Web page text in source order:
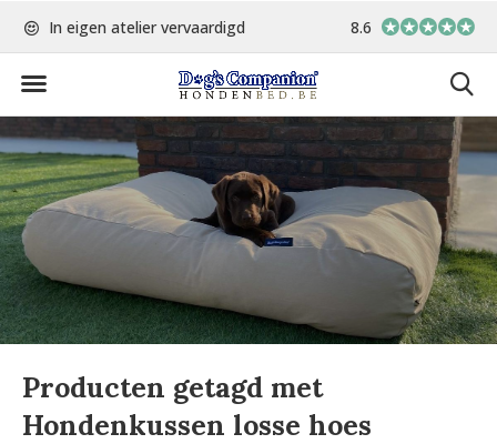
In eigen atelier vervaardigd Op werkdagen voor 15:00
8.6
Producten getagd met
Hondenkussen losse hoes